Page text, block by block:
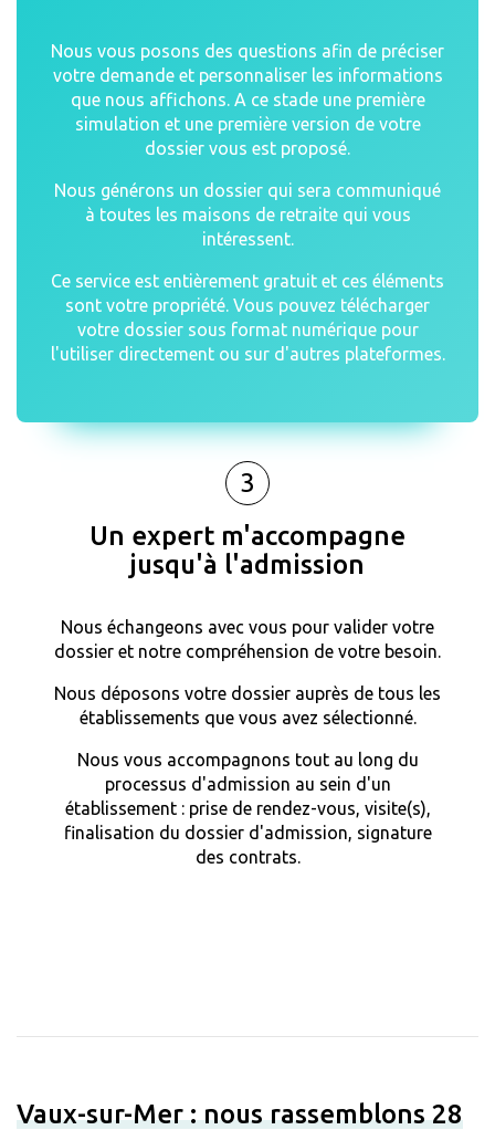
Nous vous posons des questions afin de préciser
votre demande et personnaliser les informations
que nous affichons. A ce stade une première
simulation et une première version de votre
dossier vous est proposé.
Nous générons un dossier qui sera communiqué
à toutes les maisons de retraite qui vous
intéressent.
Ce service est entièrement gratuit et ces éléments
sont votre propriété. Vous pouvez télécharger
votre dossier sous format numérique pour
l'utiliser directement ou sur d'autres plateformes.
3
Un expert m'accompagne
jusqu'à l'admission
Nous échangeons avec vous pour valider votre
dossier et notre compréhension de votre besoin.
Nous déposons votre dossier auprès de tous les
établissements que vous avez sélectionné.
Nous vous accompagnons tout au long du
processus d'admission au sein d'un
établissement : prise de rendez-vous, visite(s),
finalisation du dossier d'admission, signature
des contrats.
Vaux-sur-Mer : nous rassemblons 28